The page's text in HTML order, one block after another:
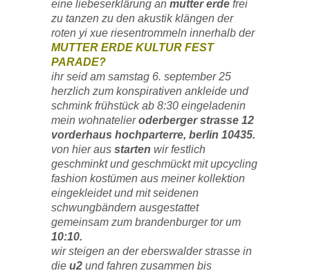
eine liebeserklärung an mutter erde frei
zu tanzen zu den akustik klängen der
roten yi xue riesentrommeln innerhalb der
MUTTER ERDE KULTUR FEST
PARADE?
ihr seid am samstag 6. september 25
herzlich zum konspirativen ankleide und
schmink frühstück ab 8:30 eingeladenin
mein wohnatelieroderberger strasse 12
vorderhaus hochparterre, berlin 10435.
von hier aus starten wir festlich
geschminkt und geschmückt mit upcycling
fashion kostümen aus meiner kollektion
eingekleidet und mit seidenen
schwungbändern ausgestattet
gemeinsam zum brandenburger tor um
10:10.
wir steigen an der eberswalder strasse in
die u2 und fahren zusammen bis